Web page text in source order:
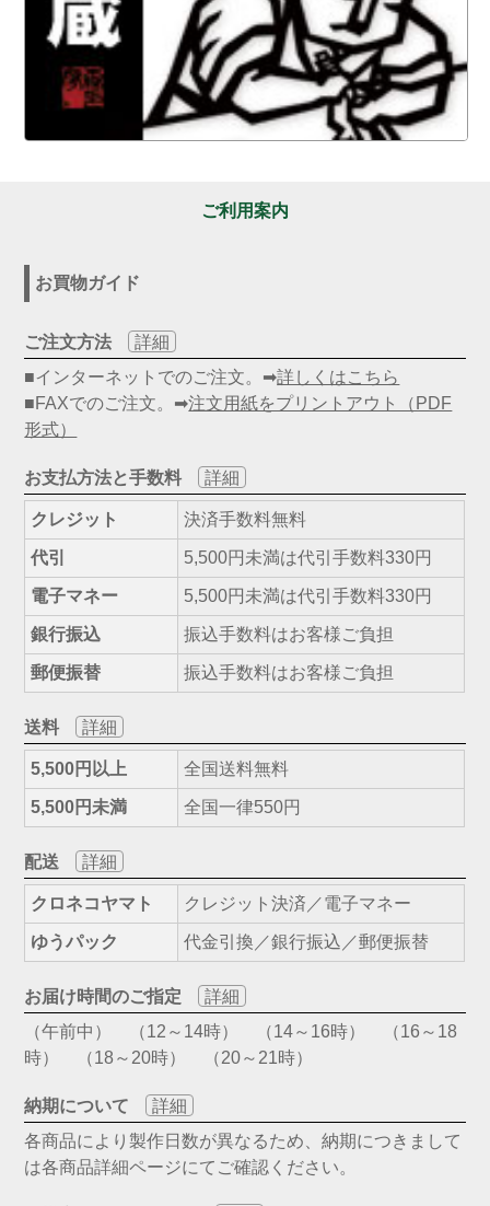
ご利用案内
お買物ガイド
ご注文方法
詳細
■インターネットでのご注文。➡詳しくはこちら
■FAXでのご注文。➡注文用紙をプリントアウト（PDF
形式）
お支払方法と手数料 詳細
クレジット 決済手数料無料
代引 5,500円未満は代引手数料330円
電子マネー 5,500円未満は代引手数料330円
銀行振込 振込手数料はお客様ご負担
郵便振替 振込手数料はお客様ご負担
送料 詳細
5,500円以上 全国送料無料
5,500円未満 全国一律550円
配送 詳細
クロネコヤマト クレジット決済／電子マネー
ゆうパック 代金引換／銀行振込／郵便振替
お届け時間のご指定
詳細
（午前中） （12～14時） （14～16時） （16～18
時） （18～20時） （20～21時）
納期について
詳細
各商品により製作日数が異なるため、納期につきまして
は各商品詳細ページにてご確認ください。